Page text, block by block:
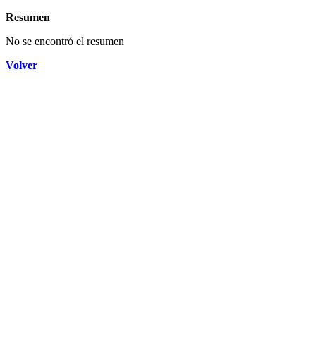
Resumen
No se encontró el resumen
Volver